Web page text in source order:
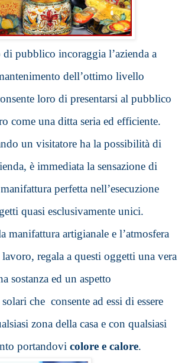
pubblico incoraggia l’azienda a
dell’ottimo livello
loro di presentarsi al pubblico
come una ditta seria ed efficiente.
un visitatore ha la possibilità di
è immediata la sensazione di
perfetta nell’esecuzione
quasi esclusivamente unici.
manifattura artigianale e l’atmosfera
regala a questi oggetti una vera
solari che  consente ad essi di essere
zona della casa e con qualsiasi
portandovi colore e calore.